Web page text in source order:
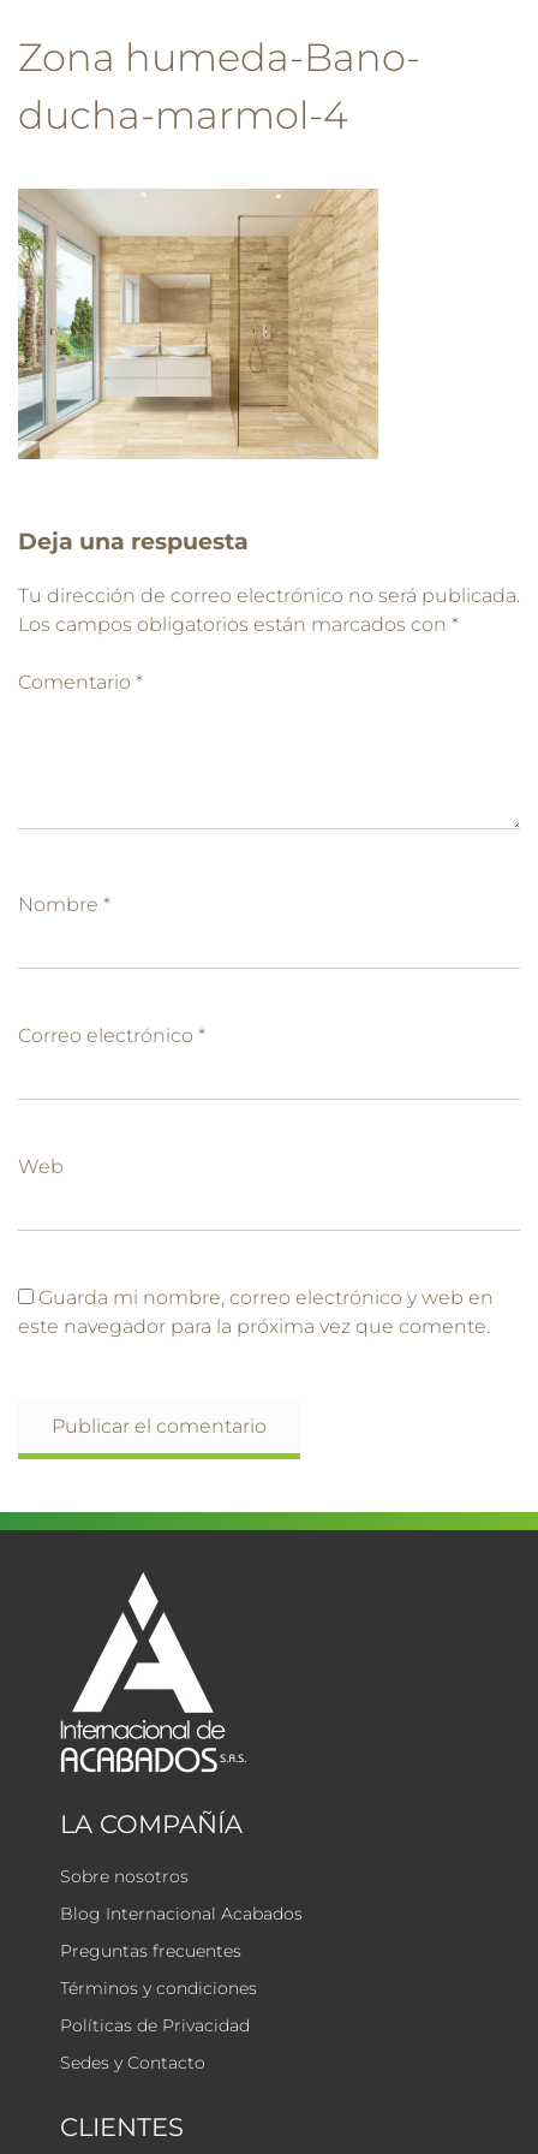
Zona humeda-Bano-
ducha-marmol-4
Deja una respuesta
Tu dirección de correo electrónico no será publicada.
Los campos obligatorios están marcados con *
Comentario *
Nombre *
Correo electrónico *
Web
Guarda mi nombre, correo electrónico y web en
este navegador para la próxima vez que comente.
LA COMPAÑÍA
Sobre nosotros
Blog Internacional Acabados
Preguntas frecuentes
Términos y condiciones
Políticas de Privacidad
Sedes y Contacto
CLIENTES